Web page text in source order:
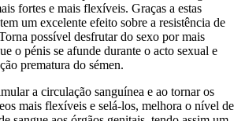
fortes e mais flexíveis. Graças a estas
um excelente efeito sobre a resistência de
possível desfrutar do sexo por mais
o pénis se afunde durante o acto sexual e
prematura do sémen.
a circulação sanguínea e ao tornar os
mais flexíveis e selá-los, melhora o nível de